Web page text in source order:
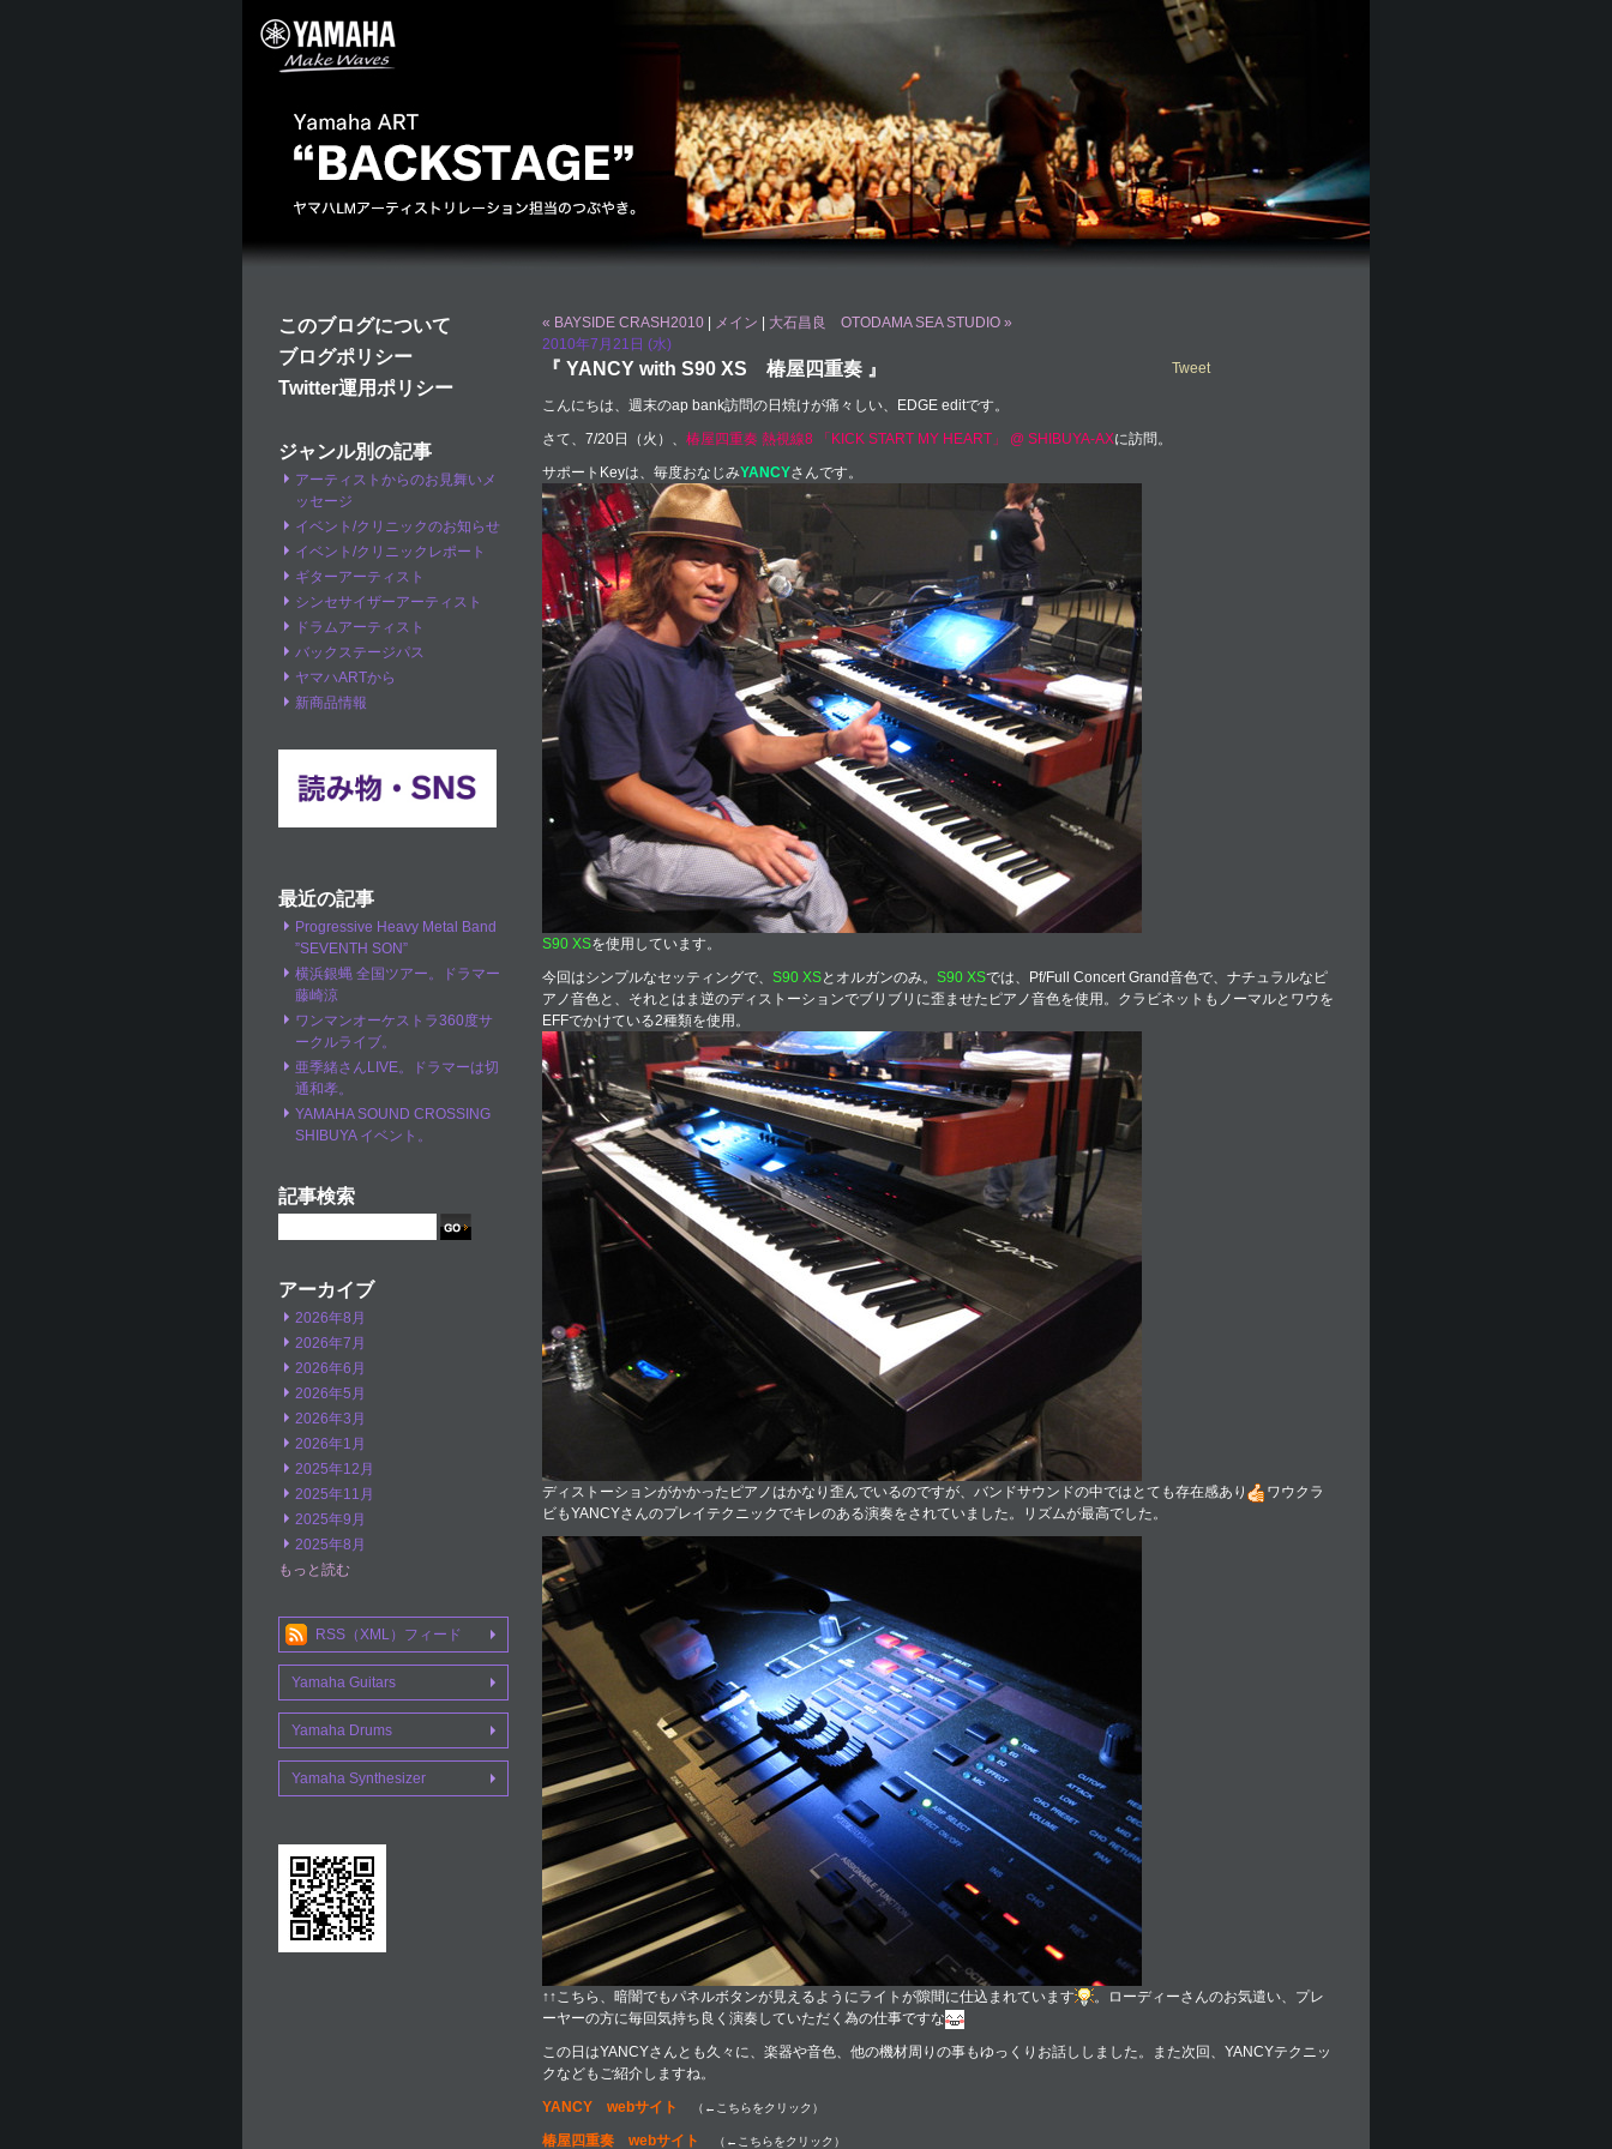
このブログについて
ブログポリシー
Twitter運用ポリシー
ジャンル別の記事
アーティストからのお見舞いメ
ッセージ
イベント/クリニックのお知らせ
イベント/クリニックレポート
ギターアーティスト
シンセサイザーアーティスト
ドラムアーティスト
バックステージパス
ヤマハARTから
新商品情報
最近の記事
Progressive Heavy Metal Band
”SEVENTH SON”
横浜銀蝿 全国ツアー。ドラマー
藤崎涼
ワンマンオーケストラ360度サ
ークルライブ。
亜季緒さんLIVE。ドラマーは切
通和孝。
YAMAHA SOUND CROSSING
SHIBUYA イベント。
記事検索
アーカイブ
2026年8月
2026年7月
2026年6月
2026年5月
2026年3月
2026年1月
2025年12月
2025年11月
2025年9月
2025年8月
もっと読む
RSS（XML）フィード
Yamaha Guitars
Yamaha Drums
Yamaha Synthesizer
« BAYSIDE CRASH2010 メイン
大石昌良 OTODAMA SEA STUDIO »
2010年7月21日 (水)
Tweet
『 YANCY with S90 XS 椿屋四重奏 』
こんにちは、週末のap bank訪問の日焼けが痛々しい、EDGE editです。
さて、7/20日（火）、 椿屋四重奏 熱視線8 「KICK START MY HEART」 @ SHIBUYA-AXに訪問。
サポートKeyは、毎度おなじみYANCYさんです。
S90 XSを使用しています。
今回はシンプルなセッティングで、 S90 XSとオルガンのみ。 S90 XSでは、Pf/Full Concert Grand音色で、ナチュラルなピ
アノ音色と、それとはま逆のディストーションでブリブリに歪ませたピアノ音色を使用。クラビネットもノーマルとワウを
EFFでかけている2種類を使用。
ディストーションがかかったピアノはかなり歪んでいるのですが、バンドサウンドの中ではとても存在感あり
ワウクラ
ビもYANCYさんのプレイテクニックでキレのある演奏をされていました。リズムが最高でした。
↑↑こちら、暗闇でもパネルボタンが見えるようにライトが隙間に仕込まれています
。ローディーさんのお気遣い、プレ
ーヤーの方に毎回気持ち良く演奏していただく為の仕事ですな
この日はYANCYさんとも久々に、楽器や音色、他の機材周りの事もゆっくりお話ししました。また次回、YANCYテクニッ
クなどもご紹介しますね。
YANCY webサイト
（←こちらをクリック）
椿屋四重奏 webサイト （←こちらをクリック）